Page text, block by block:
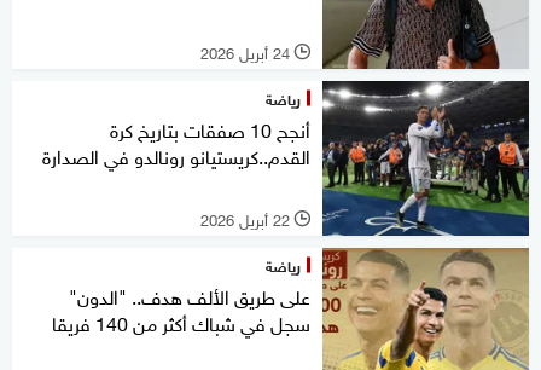
l 24 أبريل 2026
رياضة
أنجح 10 صفقات بتاريخ كرة
القدم..كريستيانو رونالدو في الصدارة
l 22 أبريل 2026
رياضة
على طريق الألف هدف.. "الدون"
سجل في شباك أكثر من 140 فريقا